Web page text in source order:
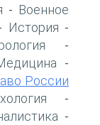
- Военное
История -
-
-
России
-
-